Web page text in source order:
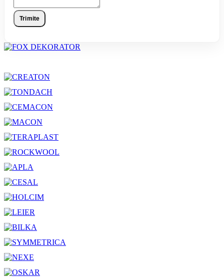
Trimite